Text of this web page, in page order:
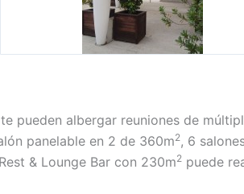
pueden albergar reuniones de
panelable en 2 de 360m2, 6
& Lounge Bar con 230m2 puede